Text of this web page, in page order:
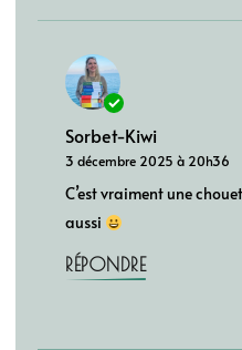
Sorbet-Kiwi
3 décembre 2025 à 20h36
C’est vraiment une
aussi
RÉPONDRE